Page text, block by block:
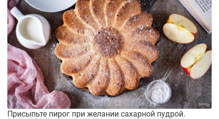
Присыпьте пирог при желании сахарной пудрой.